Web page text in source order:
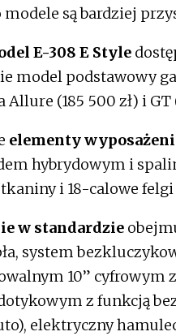
są bardziej
E-308 E Style
model podstawowy
(185 500 zł) i GT
elementy
hybrydowym i
i 18-calowe
w standardzie
system
10” cyfrowym
z funkcją
elektryczny